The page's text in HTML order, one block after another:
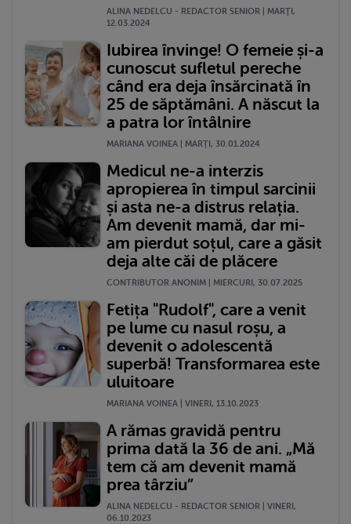
ALINA NEDELCU - REDACTOR SENIOR | MARŢI,
12.03.2024
Iubirea învinge! O femeie și-a
cunoscut sufletul pereche
când era deja însărcinată în
25 de săptămâni. A născut la
a patra lor întâlnire
MARIANA VOINEA | MARŢI, 30.01.2024
Medicul ne-a interzis
apropierea în timpul sarcinii
și asta ne-a distrus relația.
Am devenit mamă, dar mi-
am pierdut soțul, care a găsit
deja alte căi de plăcere
CONTRIBUTOR ANONIM | MIERCURI, 30.07.2025
Fetița "Rudolf", care a venit
pe lume cu nasul roșu, a
devenit o adolescentă
superbă! Transformarea este
uluitoare
MARIANA VOINEA | VINERI, 13.10.2023
A rămas gravidă pentru
prima dată la 36 de ani. „Mă
tem că am devenit mamă
prea târziu”
ALINA NEDELCU - REDACTOR SENIOR | VINERI,
06.10.2023